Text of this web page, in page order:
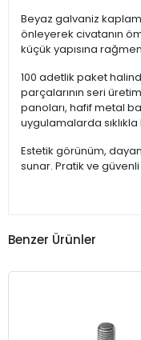
Beyaz galvaniz
önleyerek civatanın
küçük yapısına
100 adetlik paket
parçalarının seri
panoları, hafif metal
uygulamalarda sıklıkla
Estetik görünüm,
sunar. Pratik ve
Benzer Ürünler